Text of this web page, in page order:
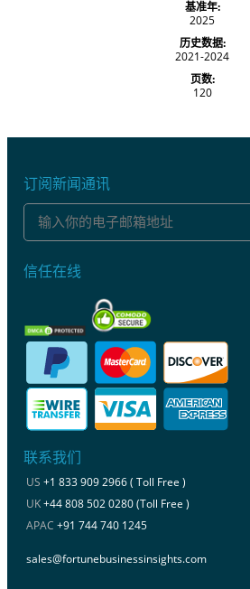
基准年:
2025
历史数据:
2021-2024
页数:
120
订阅新闻通讯
信任在线
联系我们
US +1 833 909 2966 ( Toll Free )
UK+44 808 502 0280 (Toll Free )
APAC +91 744 740 1245
sales@fortunebusinessinsights.com